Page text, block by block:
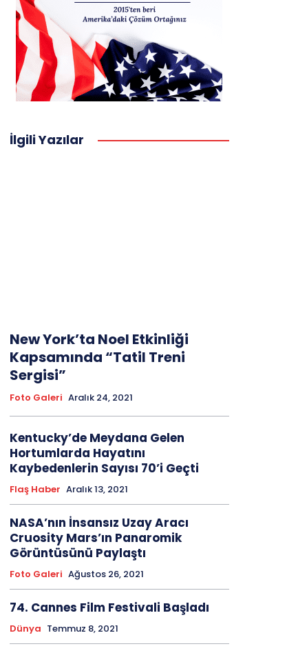
İlgili Yazılar
New York’ta Noel Etkinliği
Kapsamında “Tatil Treni
Sergisi”
Foto Galeri Aralık 24, 2021
Kentucky’de Meydana Gelen
Hortumlarda Hayatını
Kaybedenlerin Sayısı 70’i Geçti
Flaş Haber Aralık 13, 2021
NASA’nın İnsansız Uzay Aracı
Cruosity Mars’ın Panaromik
Görüntüsünü Paylaştı
Foto Galeri Ağustos 26, 2021
74. Cannes Film Festivali Başladı
Dünya Temmuz 8, 2021